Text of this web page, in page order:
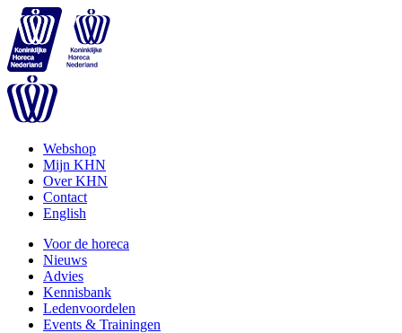
Webshop
Mijn KHN
Over KHN
Contact
English
Voor de horeca
Nieuws
Advies
Kennisbank
Ledenvoordelen
Events & Trainingen